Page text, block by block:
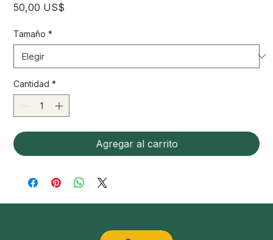
50,00 US$
Tamaño *
Cantidad *
Agregar al carrito